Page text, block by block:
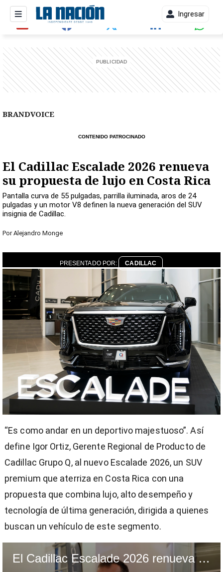
Ingresar
BRANDVOICE
CONTENIDO PATROCINADO
El Cadillac Escalade 2026 renueva
su propuesta de lujo en Costa Rica
Pantalla curva de 55 pulgadas, parrilla iluminada, aros de 24
pulgadas y un motor V8 definen la nueva generación del SUV
insignia de Cadillac.
Por Alejandro Monge
PRESENTADO POR: CADILLAC
“Es como andar en un deportivo majestuoso”. Así
define Igor Ortiz, Gerente Regional de Producto de
Cadillac Grupo Q, al nuevo Escalade 2026, un SUV
premium que aterriza en Costa Rica con una
propuesta que combina lujo, alto desempeño y
tecnología de última generación, dirigida a quienes
buscan un vehículo de este segmento.
El Cadillac Escalade 2026 renueva su propuesta de lujo en Costa Rica